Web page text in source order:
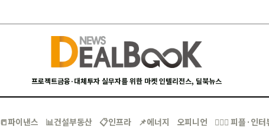
프로젝트금융·대체투자 실무자를 위한 마켓 인텔리전스, 딜북뉴스
📒파이낸스 📊건설부동산 📋인프라 📌에너지 오피니언 🙋🏻‍♂️ 피플·인터